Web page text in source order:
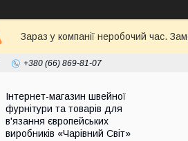
Зараз у компанії неробочий час.
+380 (66) 869-81-07
Інтернет-магазин швейної
фурнітури та товарів для
в'язання європейських
виробників «Чарiвний Світ»